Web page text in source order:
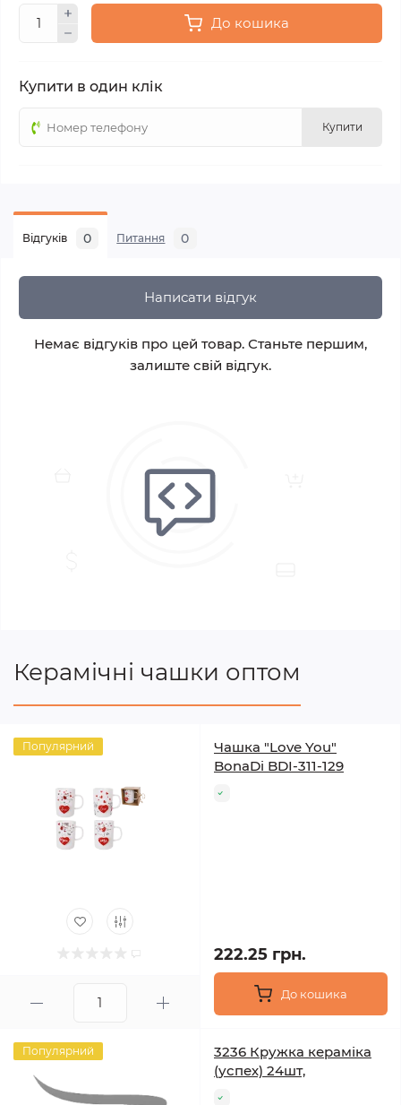
До кошика
Купити в один клік
Купити
Відгуків 0 Питання 0
Написати відгук
Немає відгуків про цей товар. Станьте першим,
залиште свій відгук.
Керамічні чашки оптом
Популярний
Чашка "Love You"
BonaDi BDI-311-129
222.25 грн.
До кошика
Популярний
3236 Кружка кераміка
(успех) 24шт,